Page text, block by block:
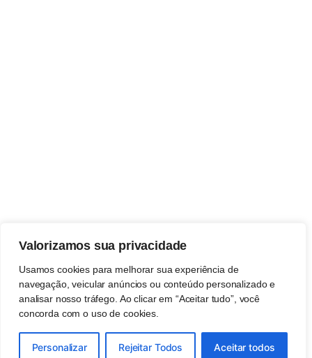
Valorizamos sua privacidade
Usamos cookies para melhorar sua experiência de
navegação, veicular anúncios ou conteúdo personalizado e
analisar nosso tráfego. Ao clicar em “Aceitar tudo”, você
concorda com o uso de cookies.
Personalizar Rejeitar Todos Aceitar todos